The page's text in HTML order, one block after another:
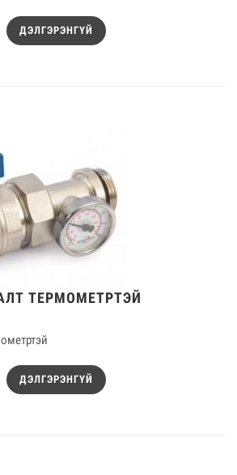
ДЭЛГЭРЭНГҮЙ
ТЕРМОМЕТРТЭЙ
ДЭЛГЭРЭНГҮЙ